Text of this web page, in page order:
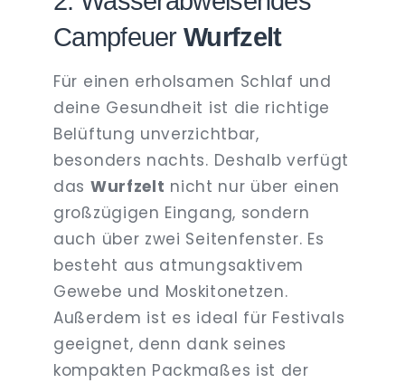
CampfeuerWurfzelt
Für einen erholsamen Schlaf und
deine Gesundheit ist die richtige
Belüftung unverzichtbar,
besonders nachts. Deshalb verfügt
das Wurfzelt nicht nur über einen
großzügigen Eingang, sondern
auch über zwei Seitenfenster. Es
besteht aus atmungsaktivem
Gewebe und Moskitonetzen.
Außerdem ist es ideal für Festivals
geeignet, denn dank seines
kompakten Packmaßes ist der